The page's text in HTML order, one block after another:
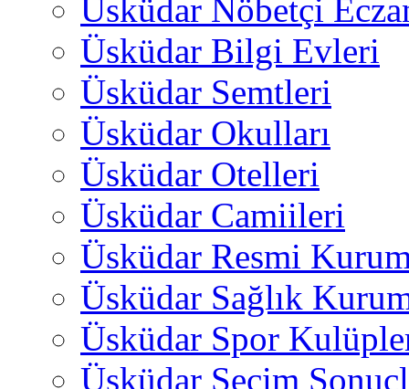
Üsküdar Nöbetçi
Üsküdar Bilgi Evleri
Üsküdar Semtleri
Üsküdar Okulları
Üsküdar Otelleri
Üsküdar Camiileri
Üsküdar Resmi
Üsküdar Sağlık
Üsküdar Spor
Üsküdar Seçim